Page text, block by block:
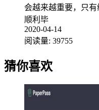
会越来越重要，只
顺利毕
2020-04-14
阅读量: 39755
猜你喜欢